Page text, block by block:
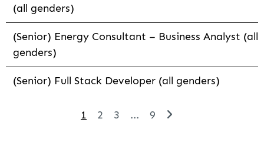
(all genders)
(Senior) Energy Consultant – Business Analyst (all
genders)
(Senior) Full Stack Developer (all genders)
1 2 3 ... 9